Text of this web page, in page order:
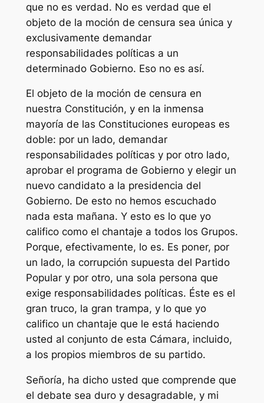
que no es verdad. No es verdad que el
objeto de la moción de censura sea única y
exclusivamente demandar
responsabilidades políticas a un
determinado Gobierno. Eso no es así.
El objeto de la moción de censura en
nuestra Constitución, y en la inmensa
mayoría de las Constituciones europeas es
doble: por un lado, demandar
responsabilidades políticas y por otro lado,
aprobar el programa de Gobierno y elegir un
nuevo candidato a la presidencia del
Gobierno. De esto no hemos escuchado
nada esta mañana. Y esto es lo que yo
califico como el chantaje a todos los Grupos.
Porque, efectivamente, lo es. Es poner, por
un lado, la corrupción supuesta del Partido
Popular y por otro, una sola persona que
exige responsabilidades políticas. Éste es el
gran truco, la gran trampa, y lo que yo
califico un chantaje que le está haciendo
usted al conjunto de esta Cámara, incluido,
a los propios miembros de su partido.
Señoría, ha dicho usted que comprende que
el debate sea duro y desagradable, y mi